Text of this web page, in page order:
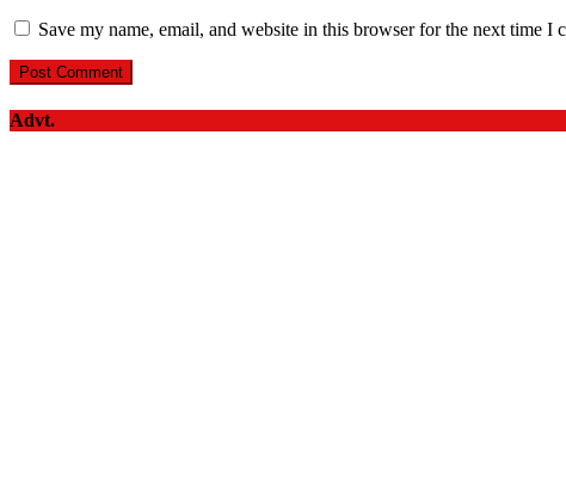
Save my name, email, and website in this browser for the next time I
Advt.